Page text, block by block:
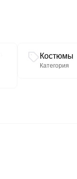
Костюмы
Категория